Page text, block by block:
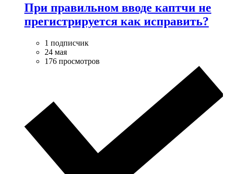
При правильном вводе каптчи не
прегистрируется как исправить?
1 подписчик
24 мая
176 просмотров